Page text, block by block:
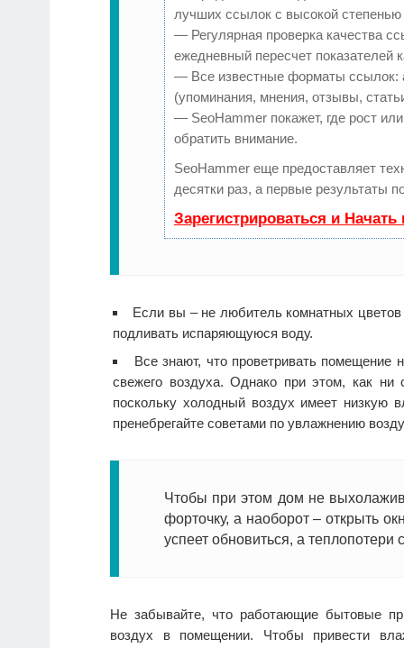
лучших ссылок с высокой
— Регулярная проверка качества
ежедневный пересчет показателей
— Все известные форматы ссылок:
(упоминания, мнения, отзывы,
— SeoHammer покажет, где рост
обратить внимание.
SeoHammer еще предоставляет
десятки раз, а первые результаты
Зарегистрироваться и
Если вы – не любитель комнатных цветов
подливать испаряющуюся воду.
Все знают, что проветривать
свежего воздуха. Однако при этом, как ни
поскольку холодный воздух имеет низкую
пренебрегайте советами по увлажнению
Чтобы при этом дом не
форточку, а наоборот – открыть
успеет обновиться, а теплопотери
Не забывайте, что работающие бытовые
воздух в помещении. Чтобы привести